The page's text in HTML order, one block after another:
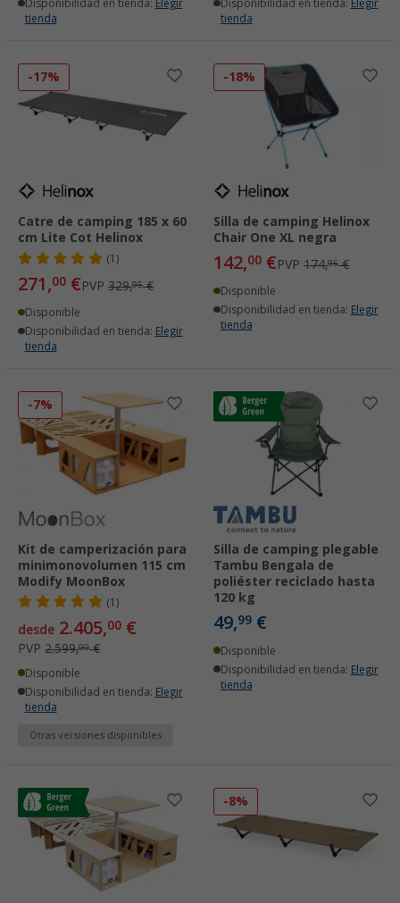
Disponibilidad en tienda: Elegir
tienda
Disponibilidad en tienda: Elegir
tienda
-17%
Catre de camping 185 x 60
cm Lite Cot Helinox
(1)
271,00 €PVP 329,95€
Disponible
Disponibilidad en tienda: Elegir
tienda
-18%
Silla de camping Helinox
Chair One XL negra
142,00 €PVP 174,95€
Disponible
Disponibilidad en tienda: Elegir
tienda
-7%
Kit de camperización para
minimonovolumen 115 cm
Modify MoonBox
(1)
desde 2.405,00 €
PVP 2.599,00€
Disponible
Disponibilidad en tienda: Elegir
tienda
Otras versiones disponibles
Silla de camping plegable
Tambu Bengala de
poliéster reciclado hasta
120 kg
49,99 €
Disponible
Disponibilidad en tienda: Elegir
tienda
-8%